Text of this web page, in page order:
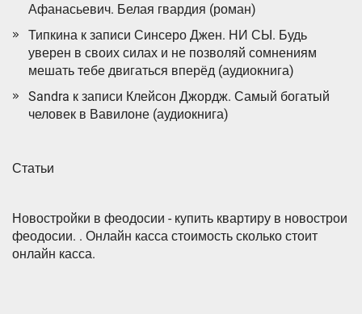
Афанасьевич. Белая гвардия (роман)
Типкина к записи Синсеро Джен. НИ СЫ. Будь
уверен в своих силах и не позволяй сомнениям
мешать тебе двигаться вперёд (аудиокнига)
Sandra к записи Клейсон Джордж. Самый богатый
человек в Вавилоне (аудиокнига)
Статьи
Новостройки в феодосии - купить квартиру в новострои
феодосии. . Онлайн касса стоимость сколько стоит
онлайн касса.